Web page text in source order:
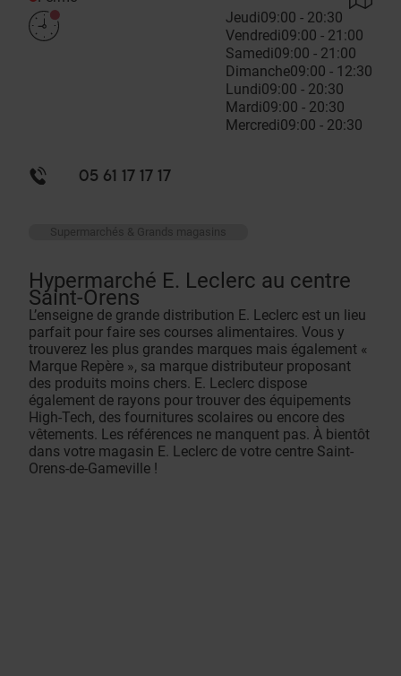
Jeudi09:00 - 20:30
Vendredi09:00 - 21:00
Samedi09:00 - 21:00
Dimanche09:00 - 12:30
Lundi09:00 - 20:30
Mardi09:00 - 20:30
Mercredi09:00 - 20:30
05 61 17 17 17
Supermarchés & Grands magasins
Hypermarché E. Leclerc au centre
Saint-Orens
L’enseigne de grande distribution E. Leclerc est un lieu
parfait pour faire ses courses alimentaires. Vous y
trouverez les plus grandes marques mais également «
Marque Repère », sa marque distributeur proposant
des produits moins chers. E. Leclerc dispose
également de rayons pour trouver des équipements
High-Tech, des fournitures scolaires ou encore des
vêtements. Les références ne manquent pas. À bientôt
dans votre magasin E. Leclerc de votre centre Saint-
Orens-de-Gameville !